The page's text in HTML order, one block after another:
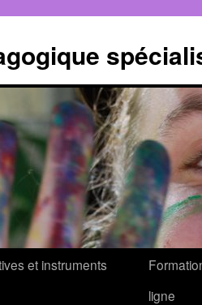
et instruments
ligne